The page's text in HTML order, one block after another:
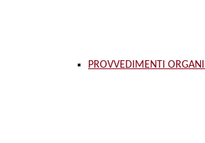
PROVVEDIMENTI